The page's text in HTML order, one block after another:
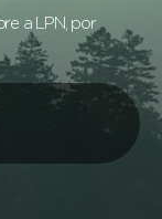
a LPN, por